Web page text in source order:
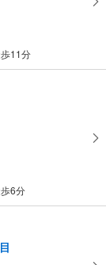
11分
6分